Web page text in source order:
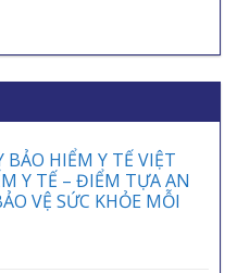
HIỂM Y TẾ VIỆT
Y TẾ – ĐIỂM TỰA AN
VỆ SỨC KHỎE MỖI